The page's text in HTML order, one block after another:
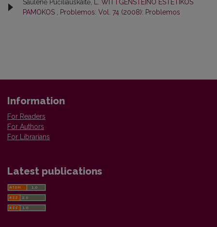
Saulenė Pučiliauskaitė,
L. WITTGENSTEINO ESTETIKOS
PAMOKOS
Problemos: Vol. 74 (2008): Problemos
Information
For Readers
For Authors
For Librarians
Latest publications